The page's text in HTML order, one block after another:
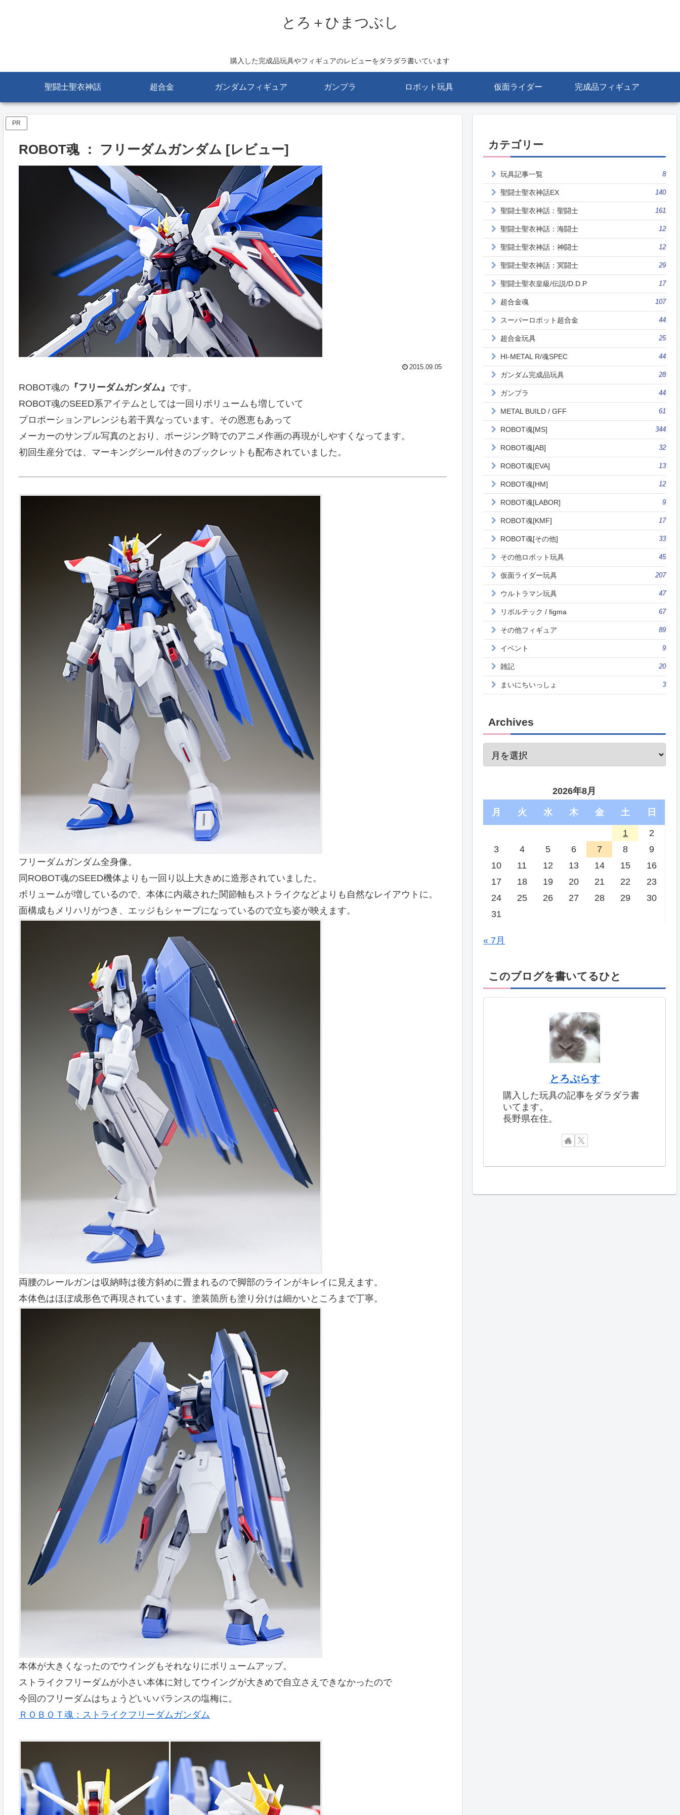
とろ＋ひまつぶし
購入した完成品玩具やフィギュアのレビューをダラダラ書いています
聖闘士聖衣神話 超合金 ガンダムフィギュア ガンプラ ロボット玩具 仮面ライダー 完成品フィギュア
PR
ROBOT魂 ： フリーダムガンダム [レビュー]
2015.09.05
ROBOT魂の『フリーダムガンダム』 です。
ROBOT魂のSEED系アイテムとしては一回りボリュームも増していて
プロポーションアレンジも若干異なっています。その恩恵もあって
メーカーのサンプル写真のとおり、ポージング時でのアニメ作画の再現がしやすくなってます。
初回生産分では、マーキングシール付きのブックレットも配布されていました。
フリーダムガンダム全身像。
同ROBOT魂のSEED機体よりも一回り以上大きめに造形されていました。
ボリュームが増しているので、本体に内蔵された関節軸もストライクなどよりも自然なレイアウトに。
面構成もメリハリがつき、エッジもシャープになっているので立ち姿が映えます。
両腰のレールガンは収納時は後方斜めに畳まれるので脚部のラインがキレイに見えます。
本体色はほぼ成形色で再現されています。塗装箇所も塗り分けは細かいところまで丁寧。
本体が大きくなったのでウイングもそれなりにボリュームアップ。
ストライクフリーダムが小さい本体に対してウイングが大きめで自立さえできなかったので
今回のフリーダムはちょうどいいバランスの塩梅に。
ＲＯＢＯＴ魂：ストライクフリーダムガンダム
カテゴリー
玩具記事一覧 8
聖闘士聖衣神話EX 140
聖闘士聖衣神話：聖闘士 161
聖闘士聖衣神話：海闘士 12
聖闘士聖衣神話：神闘士 12
聖闘士聖衣神話：冥闘士 29
聖闘士聖衣皇級/伝説/D.D.P 17
超合金魂 107
スーパーロボット超合金 44
超合金玩具 25
HI-METAL R/魂SPEC 44
ガンダム完成品玩具 28
ガンプラ 44
METAL BUILD / GFF 61
ROBOT魂[MS] 344
ROBOT魂[AB] 32
ROBOT魂[EVA] 13
ROBOT魂[HM] 12
ROBOT魂[LABOR] 9
ROBOT魂[KMF] 17
ROBOT魂[その他] 33
その他ロボット玩具 45
仮面ライダー玩具 207
ウルトラマン玩具 47
リボルテック / figma 67
その他フィギュア 89
イベント 9
雑記 20
まいにちいっしょ 3
Archives
2026年8月
月 火 水 木 金 土 日
1
2
3
4 5 6 7 8
9
10
11 12 13 14 15
16
17
18 19 20 21 22
23
24
25 26 27 28 29
30
31
« 7月
このブログを書いてるひと
とろぷらす
購入した玩具の記事をダラダラ書
いてます。
長野県在住。